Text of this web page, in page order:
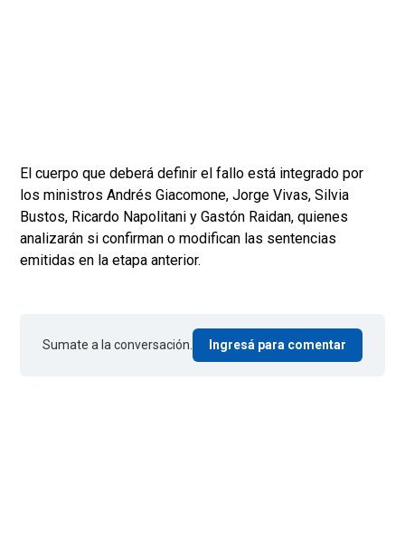
El cuerpo que deberá definir el fallo está integrado por
los ministros Andrés Giacomone, Jorge Vivas, Silvia
Bustos, Ricardo Napolitani y Gastón Raidan, quienes
analizarán si confirman o modifican las sentencias
emitidas en la etapa anterior.
Sumate a la conversación. Ingresá para comentar